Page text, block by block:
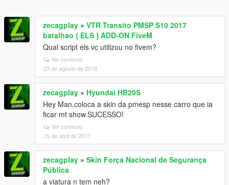
zecagplay » VTR Transito PMSP S10 2017
batalhao { ELS } ADD-ON FiveM
Qual script els vc utilizou no fivem?
Ver contexto
23 de agosto de 2018
zecagplay » Hyundai HB20S
Hey Man,coloca a skin da pmesp nesse carro que ia
ficar mt show.SUCESSO!
Ver contexto
15 de abril de 2017
zecagplay » Skin Força Nacional de Segurança
Pública
a viatura n tem neh?